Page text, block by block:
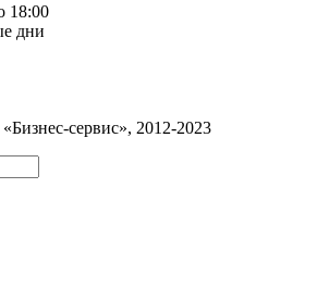
18:00
дни
сервис», 2012-2023